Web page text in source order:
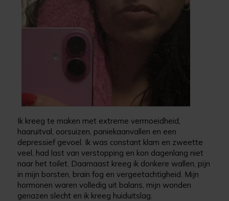
Ik kreeg te maken met extreme vermoeidheid,
haaruitval, oorsuizen, paniekaanvallen en een
depressief gevoel. Ik was constant klam en zweette
veel, had last van verstopping en kon dagenlang niet
naar het toilet. Daarnaast kreeg ik donkere wallen, pijn
in mijn borsten, brain fog en vergeetachtigheid. Mijn
hormonen waren volledig uit balans, mijn wonden
genazen slecht en ik kreeg huiduitslag.